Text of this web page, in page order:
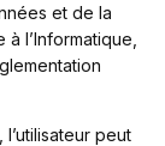
et de la
l’Informatique,
l’utilisateur peut